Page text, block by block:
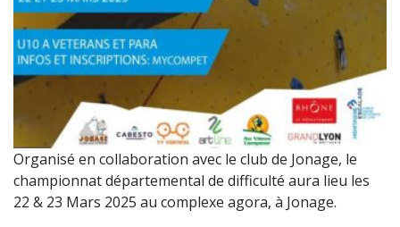
Organisé en collaboration avec le club de Jonage, le
championnat départemental de difficulté aura lieu les
22 & 23 Mars 2025 au complexe agora, à Jonage.